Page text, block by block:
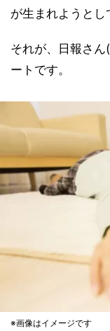
が生まれようとし
それが、日報さ
ートです。
※画像はイメージです